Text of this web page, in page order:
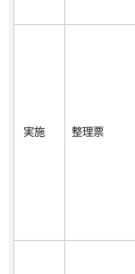
実施 整理票